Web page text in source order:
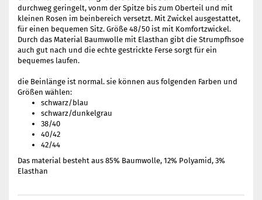
durchweg geringelt, vonm der Spitze bis zum Oberteil und mit
kleinen Rosen im beinbereich versetzt. Mit Zwickel ausgestattet,
für einen bequemen Sitz. Größe 48/50 ist mit Komfortzwickel.
Durch das Material Baumwolle mit Elasthan gibt die Strumpfhsoe
auch gut nach und die echte gestrickte Ferse sorgt für ein
bequemes laufen.
die Beinlänge ist normal. sie können aus folgenden Farben und
Größen wählen:
schwarz/blau
schwarz/dunkelgrau
​38/40
40/42
42/44
Das material besteht aus 85% Baumwolle, 12% Polyamid, 3%
Elasthan